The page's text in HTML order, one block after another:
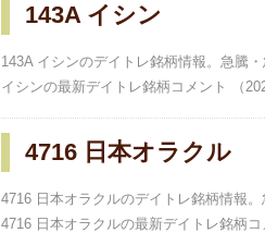
143A イシン
143A イシンのデイトレ銘柄情報。急騰
イシンの最新デイトレ銘柄コメント （
4716 日本オラクル
4716 日本オラクルのデイトレ銘柄情報
4716 日本オラクルの最新デイトレ銘柄